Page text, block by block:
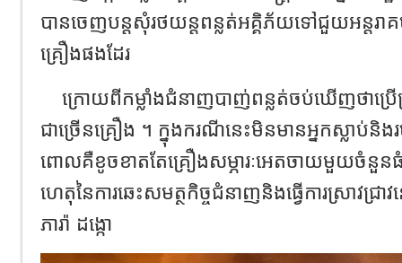
បានចេញបន្តសុំរថយន្តពន្លត់អគ្គិភ័យទៅជួយអន្តរាគ
គ្រឿងផងដែរ
ក្រោយពីកម្លាំងជំនាញបាញ់ពន្លត់ចប់ឃើញថាប្រើ
ជាច្រើនគ្រឿង ។ ក្នុងករណីនេះមិនមានអ្នកស្លាប់និ
ពោលគឺខូចខាតតែគ្រឿងសម្ភារៈអេតចាយមួយចំនួ
ហេតុនៃការឆេះសមត្ថកិច្ចជំនាញនិងធ្វើការស្រាវ
ភារ៉ា ដង្កោ